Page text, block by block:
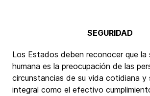
SEGURIDAD
Los Estados deben reconocer que la
humana es la preocupación de las
circunstancias de su vida cotidiana y
integral como el efectivo